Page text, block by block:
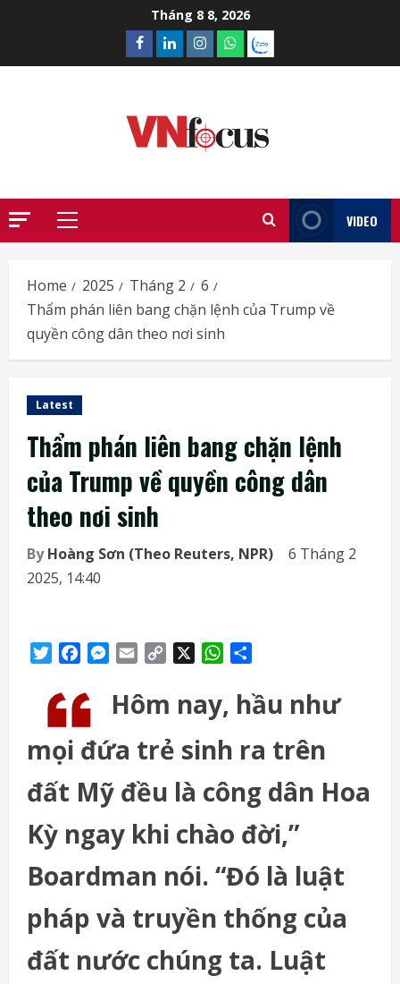
Tháng 8 8, 2026
Facebook
LinkedinInstagram
What’sapp
Zalo
Primary
VIDEO
Home 2025 Tháng 2
6
Thẩm phán liên bang chặn lệnh của Trump về
quyền công dân theo nơi sinh
Latest
Thẩm phán liên bang chặn lệnh
của Trump về quyền công dân
theo nơi sinh
ByHoàng Sơn (Theo Reuters, NPR)
6 Tháng 2
2025, 14:40
TwitterFacebookMessenger
Email
Copy
WhatsApp
Hôm nay, hầu như
mọi đứa trẻ sinh ra trên
đất Mỹ đều là công dân Hoa
Kỳ ngay khi chào đời,”
Boardman nói. “Đó là luật
pháp và truyền thống của
đất nước chúng ta. Luật